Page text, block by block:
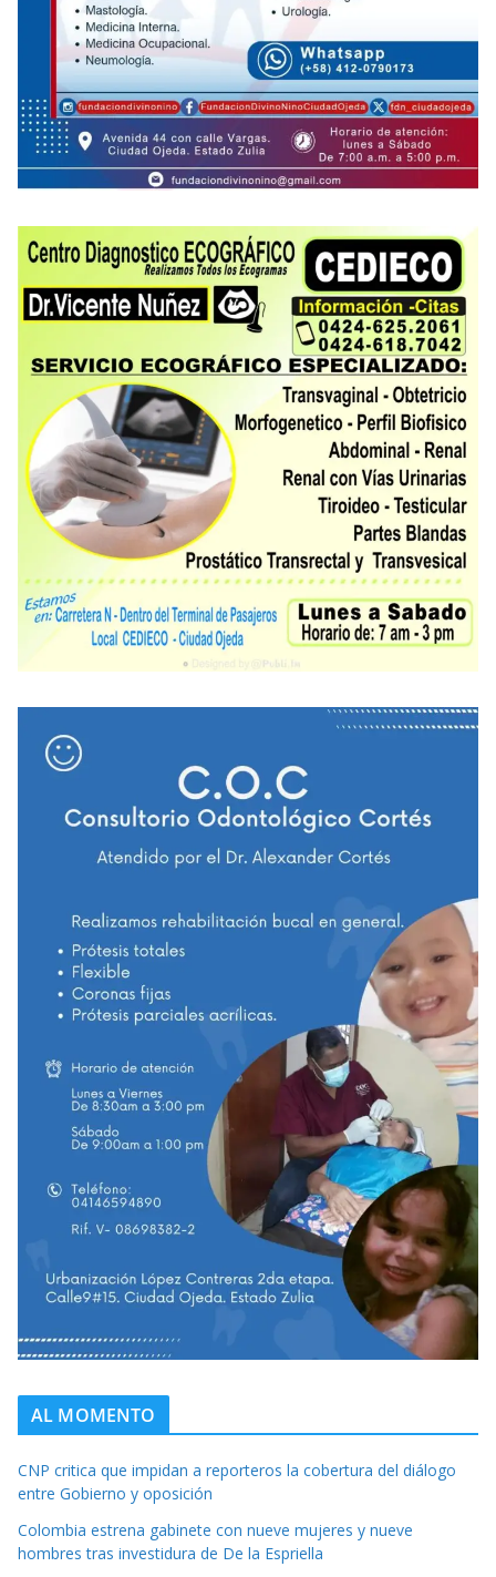
AL MOMENTO
CNP critica que impidan a reporteros la cobertura del diálogo
entre Gobierno y oposición
Colombia estrena gabinete con nueve mujeres y nueve
hombres tras investidura de De la Espriella